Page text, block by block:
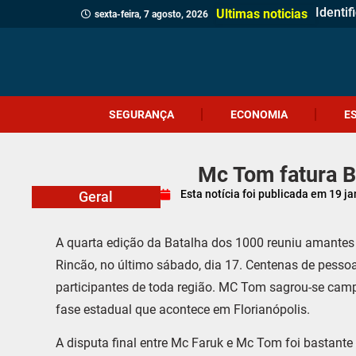
sexta-feira, 7 agosto, 2026 Ultimas noticias Dia
Corpo
SEGURANÇA ECONOMIA
Mc Tom fatura
Geral Esta notícia foi publicada em 19
A quarta edição da Batalha dos 1000 reuniu
Rincão, no último sábado, dia 17. Centenas de
participantes de toda região. MC Tom sagrou-se
fase estadual que acontece em Florianópolis.
A disputa final entre Mc Faruk e Mc Tom foi